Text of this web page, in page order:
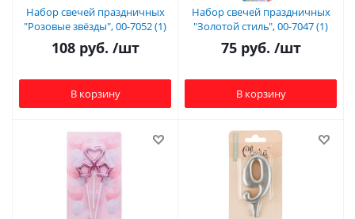
Набор свечей праздничных
"Розовые звёзды", 00-7052 (1)
108руб. /шт
В корзину
Набор свечей праздничных
"Золотой стиль", 00-7047 (1)
75руб. /шт
В корзину